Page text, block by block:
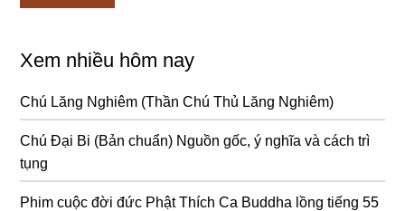
Xem nhiều hôm nay
Chú Lăng Nghiêm (Thần Chú Thủ Lăng Nghiêm)
Chú Đại Bi (Bản chuẩn) Nguồn gốc, ý nghĩa và cách trì
tụng
Phim cuộc đời đức Phật Thích Ca Buddha lồng tiếng 55